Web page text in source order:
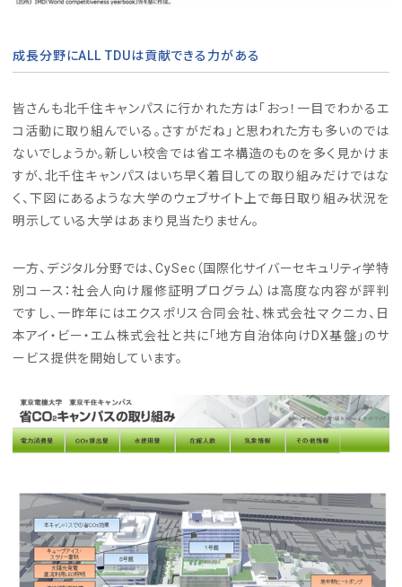
成長分野にALL TDUは貢献できる力がある
皆さんも北千住キャンパスに行かれた方は「おっ！一目でわかるエ
コ活動に取り組んでいる。さすがだね」と思われた方も多いのでは
ないでしょうか。新しい校舎では省エネ構造のものを多く見かけま
すが、北千住キャンパスはいち早く着目しての取り組みだけではな
く、下図にあるような大学のウェブサイト上で毎日取り組み状況を
明示している大学はあまり見当たりません。
一方、デジタル分野では、CySec（国際化サイバーセキュリティ学特
別コース：社会人向け履修証明プログラム）は高度な内容が評判
ですし、一昨年にはエクスポリス合同会社、株式会社マクニカ、日
本アイ・ビー・エム株式会社と共に「地方自治体向けDX基盤」のサ
ービス提供を開始しています。